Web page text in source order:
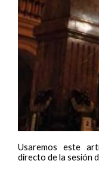
Usaremos este
directo de la sesión